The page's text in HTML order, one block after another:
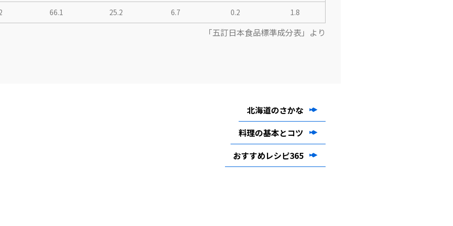
66.1 25.2 6.7 0.2 1.8
「五訂日本食品標準成分表」より
北海道のさかな
料理の基本とコツ
おすすめレシピ365